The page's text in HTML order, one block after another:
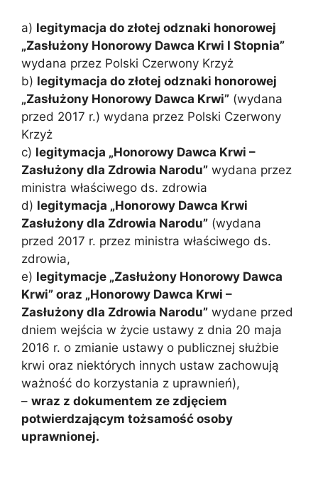
a) legitymacja do złotej odznaki honorowej
„Zasłużony Honorowy Dawca Krwi I Stopnia”
wydana przez Polski Czerwony Krzyż
b) legitymacja do złotej odznaki honorowej
„Zasłużony Honorowy Dawca Krwi” (wydana
przed 2017 r.) wydana przez Polski Czerwony
Krzyż
c) legitymacja „Honorowy Dawca Krwi –
Zasłużony dla Zdrowia Narodu” wydana przez
ministra właściwego ds. zdrowia
d) legitymacja „Honorowy Dawca Krwi
Zasłużony dla Zdrowia Narodu” (wydana
przed 2017 r. przez ministra właściwego ds.
zdrowia,
e) legitymacje „Zasłużony Honorowy Dawca
Krwi” oraz „Honorowy Dawca Krwi –
Zasłużony dla Zdrowia Narodu” wydane przed
dniem wejścia w życie ustawy z dnia 20 maja
2016 r. o zmianie ustawy o publicznej służbie
krwi oraz niektórych innych ustaw zachowują
ważność do korzystania z uprawnień),
– wraz z dokumentem ze zdjęciem
potwierdzającym tożsamość osoby
uprawnionej.